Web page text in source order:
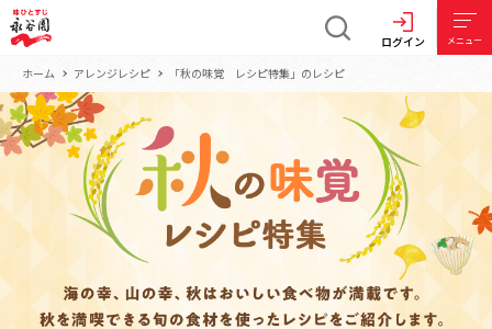
ログイン メニュー
ホーム アレンジレシピ 「秋の味覚 レシピ特集」のレシピ